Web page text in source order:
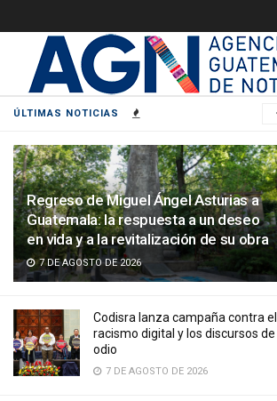
ÚLTIMAS NOTICIAS
Regreso de Miguel Ángel Asturias a
Guatemala: la respuesta a un deseo
en vida y a la revitalización de su obra
7 DE AGOSTO DE 2026
Codisra lanza campaña contra el
racismo digital y los discursos de
odio
7 DE AGOSTO DE 2026